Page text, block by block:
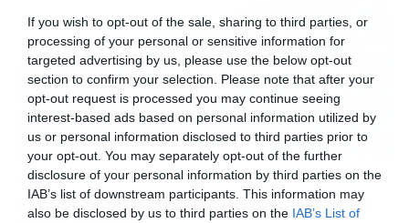
If you wish to opt-out of the sale, sharing to third parties, or
processing of your personal or sensitive information for
targeted advertising by us, please use the below opt-out
section to confirm your selection. Please note that after your
opt-out request is processed you may continue seeing
interest-based ads based on personal information utilized by
us or personal information disclosed to third parties prior to
your opt-out. You may separately opt-out of the further
disclosure of your personal information by third parties on the
IAB’s list of downstream participants. This information may
also be disclosed by us to third parties on the IAB’s List of
27/08/2015 14:09
Αγροτικός Αστέρας: Σε εξέλιξη τα έργα